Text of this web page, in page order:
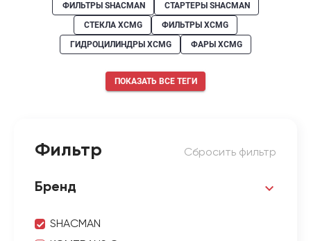
ФИЛЬТРЫ SHACMAN
СТАРТЕРЫ SHACMAN
СТЕКЛА XCMG
ФИЛЬТРЫ XCMG
ГИДРОЦИЛИНДРЫ XCMG
ФАРЫ XCMG
ПОКАЗАТЬ ВСЕ ТЕГИ
Фильтр Сбросить фильтр
Бренд
SHACMAN